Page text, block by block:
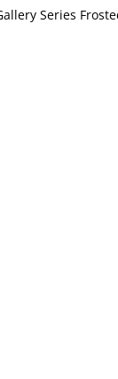
Series